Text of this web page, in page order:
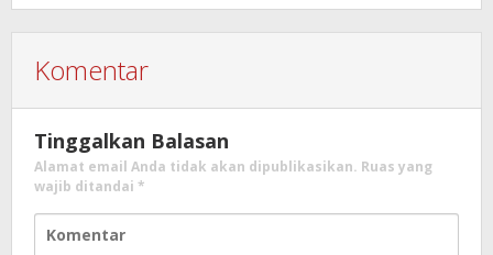
Komentar
Tinggalkan Balasan
Alamat email Anda tidak akan dipublikasikan. Ruas yang
wajib ditandai *